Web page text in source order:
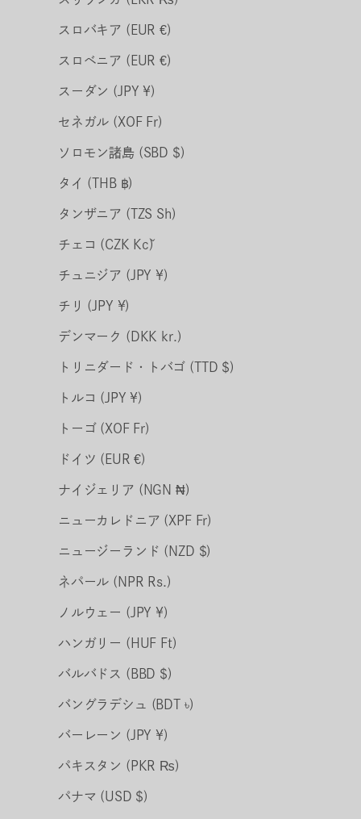
スロバキア (EUR €)
スロベニア (EUR €)
スーダン (JPY ¥)
セネガル (XOF Fr)
ソロモン諸島 (SBD $)
タイ (THB ฿)
タンザニア (TZS Sh)
チェコ (CZK Kč)
チュニジア (JPY ¥)
チリ (JPY ¥)
デンマーク (DKK kr.)
トリニダード・トバゴ (TTD $)
トルコ (JPY ¥)
トーゴ (XOF Fr)
ドイツ (EUR €)
ナイジェリア (NGN ₦)
ニューカレドニア (XPF Fr)
ニュージーランド (NZD $)
ネパール (NPR Rs.)
ノルウェー (JPY ¥)
ハンガリー (HUF Ft)
バルバドス (BBD $)
バングラデシュ (BDT ৳)
バーレーン (JPY ¥)
パキスタン (PKR ₨)
パナマ (USD $)